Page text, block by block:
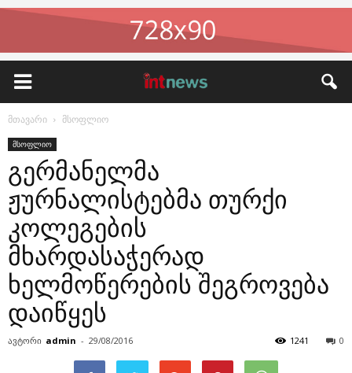
მთავარი მსოფლიო
მსოფლიო
გერმანელმა
ჟურნალისტებმა თურქი
კოლეგების
მხარდასაჭერად
ხელმოწერების შეგროვება
დაიწყეს
ავტორი admin - 29/08/2016 0
1241